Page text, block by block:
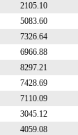
2105.10
5083.60
7326.64
6966.88
8297.21
7428.69
7110.09
3045.12
4059.08